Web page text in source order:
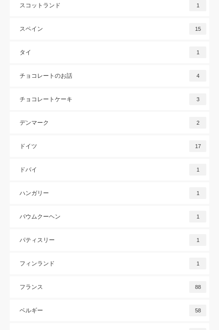
スコットランド 1
スペイン 15
タイ 1
チョコレートのお話 4
チョコレートケーキ 3
デンマーク 2
ドイツ 17
ドバイ 1
ハンガリー 1
バウムクーヘン 1
パティスリー 1
フィンランド 1
フランス 88
ベルギー 58